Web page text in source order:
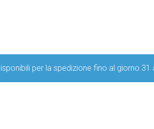
per la spedizione fino al giorno 31